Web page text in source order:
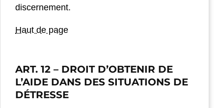
discernement.
Haut de page
ART. 12 – DROIT D’OBTENIR DE
L’AIDE DANS DES SITUATIONS DE
DÉTRESSE